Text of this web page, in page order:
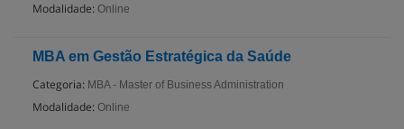
Modalidade: Online
MBA em Gestão Estratégica da Saúde
Categoria: MBA - Master of Business Administration
Modalidade: Online